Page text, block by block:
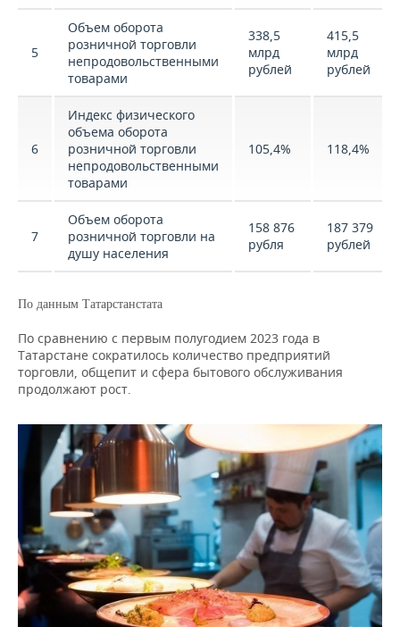
5
Объем оборота
розничной торговли
непродовольственными
товарами
338,5
млрд
рублей
415,5
млрд
рублей
6
Индекс физического
объема оборота
розничной торговли
непродовольственными
товарами
105,4% 118,4%
7
Объем оборота
розничной торговли на
душу населения
158 876
рубля
187 379
рублей
По данным Татарстанстата
По сравнению с первым полугодием 2023 года в
Татарстане сократилось количество предприятий
торговли, общепит и сфера бытового обслуживания
продолжают рост.